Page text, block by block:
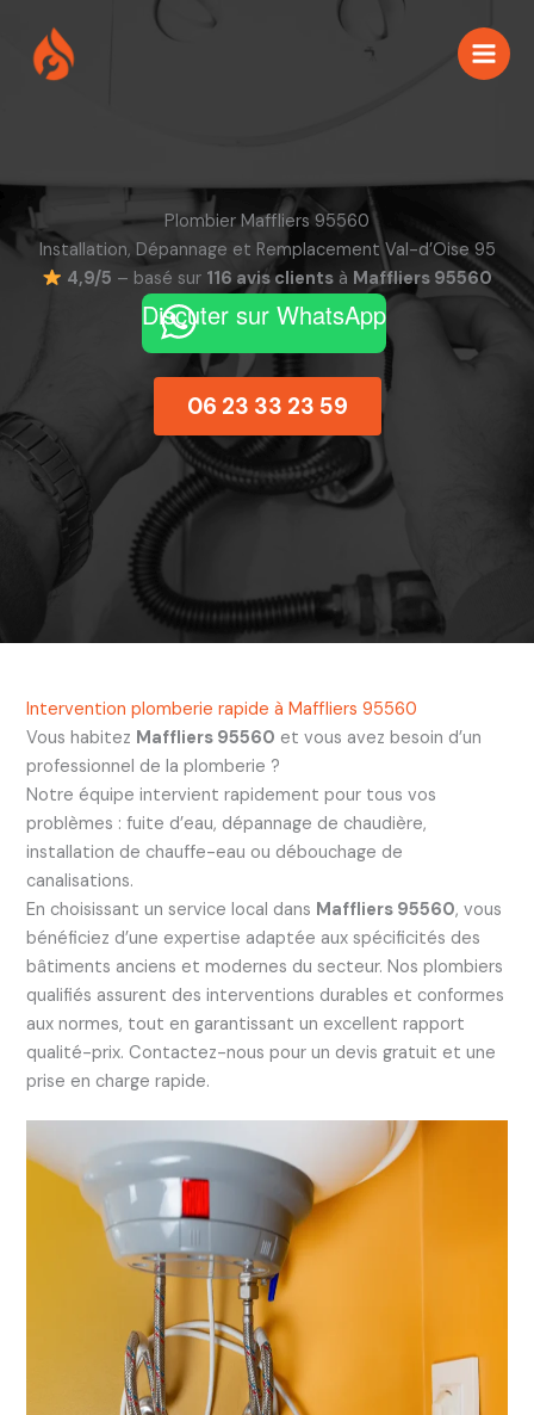
contenu
Plombier Maffliers 95560
Installation, Dépannage et Remplacement Val-d’Oise 95
4,9/5 – basé sur 116 avis clientsà Maffliers 95560
Discuter sur WhatsApp
06 23 33 23 59
Intervention plomberie rapide à Maffliers 95560
Vous habitez Maffliers 95560 et vous avez besoin d’un
professionnel de la plomberie ?
Notre équipe intervient rapidement pour tous vos
problèmes : fuite d’eau, dépannage de chaudière,
installation de chauffe-eau ou débouchage de
canalisations.
En choisissant un service local dans Maffliers 95560, vous
bénéficiez d’une expertise adaptée aux spécificités des
bâtiments anciens et modernes du secteur. Nos plombiers
qualifiés assurent des interventions durables et conformes
aux normes, tout en garantissant un excellent rapport
qualité-prix. Contactez-nous pour un devis gratuit et une
prise en charge rapide.